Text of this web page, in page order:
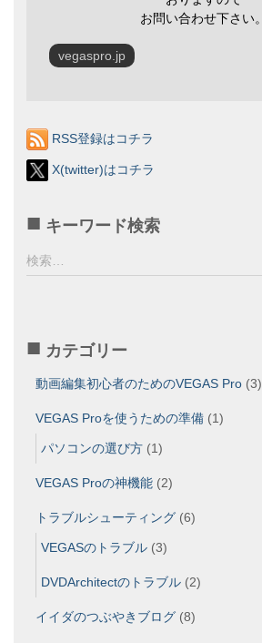
お問い合わせ下さい。
vegaspro.jp
RSS登録はコチラ
X(twitter)はコチラ
キーワード検索
検
索
検索…
カテゴリー
動画編集初心者のためのVEGAS Pro (3)
VEGAS Proを使うための準備 (1)
パソコンの選び方 (1)
VEGAS Proの神機能 (2)
トラブルシューティング (6)
VEGASのトラブル (3)
DVDArchitectのトラブル (2)
イイダのつぶやきブログ (8)